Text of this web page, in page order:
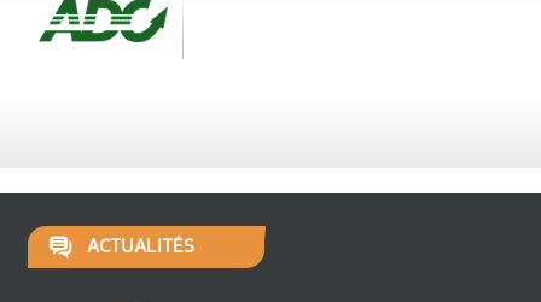
ACTUALITÉS